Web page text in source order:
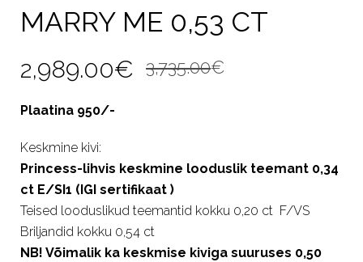
MARRY ME 0,53 CT
3,735.00€
3,735.00€.
2,989.00€
2,989.00€.
Plaatina 950/-
Keskmine kivi:
Princess-lihvis keskmine looduslik teemant 0,34
ct E/SI1 (IGI sertifikaat )
Teised looduslikud teemantid kokku 0,20 ct F/VS
Briljandid kokku 0,54 ct
NB! Võimalik ka keskmise kiviga suuruses 0,50